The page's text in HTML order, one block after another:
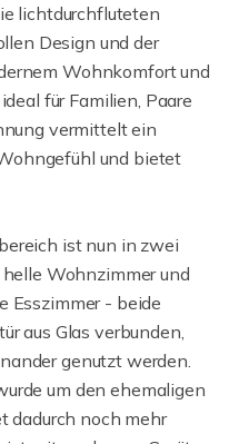
lichtdurchfluteten
Design und der
Wohnkomfort und
für Familien, Paare
vermittelt ein
und bietet
ist nun in zwei
Wohnzimmer und
Esszimmer - beide
aus Glas verbunden,
genutzt werden.
um den ehemaligen
dadurch noch mehr